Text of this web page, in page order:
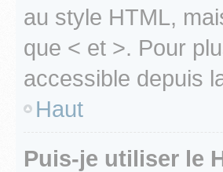
au style HTML,
que < et >. Pour
accessible depuis
Haut
Puis-je utiliser le